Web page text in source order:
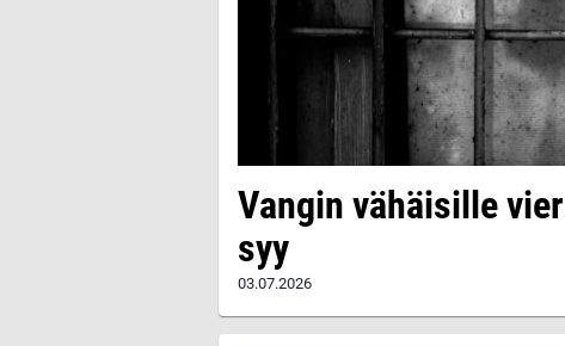
Vangin vähäisille
syy
03.07.2026